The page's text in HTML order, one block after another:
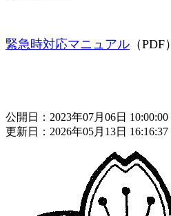
緊急時対応マニュアル （PDF）
公開日：2023年07月06日 10:00:00
更新日：2026年05月13日 16:16:37